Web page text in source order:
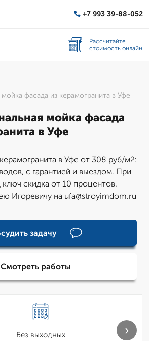
+7 993 39-88-052
Рассчитайте
стоимость онлайн
фасада из керамогранита в Уфе
мойка фасада
в Уфе
в Уфе от 308 руб/м2:
с гарантией и выездом. При
ключ скидка от 10 процентов.
Игоревичу на ufa@stroyimdom.ru
задачу
Смотреть работы
Без выходных ›